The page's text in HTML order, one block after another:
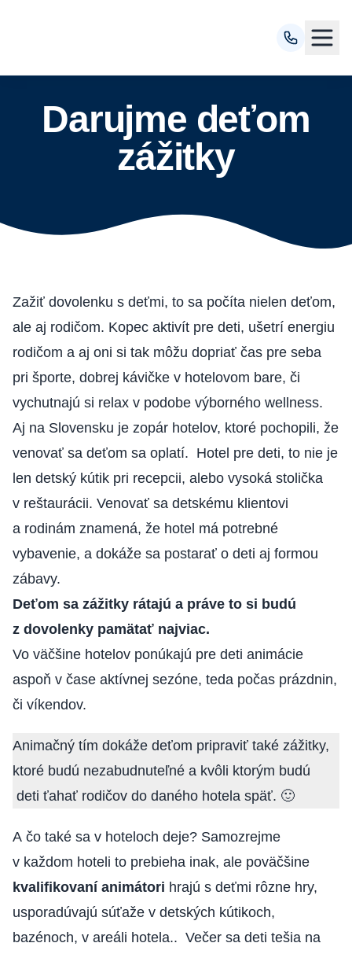
Darujme deťom
zážitky
Zažiť dovolenku s deťmi, to sa počíta nielen deťom,
ale aj rodičom. Kopec aktivít pre deti, ušetrí energiu
rodičom a aj oni si tak môžu dopriať čas pre seba
pri športe, dobrej kávičke v hotelovom bare, či
vychutnajú si relax v podobe výborného wellness.
Aj na Slovensku je zopár hotelov, ktoré pochopili, že
venovať sa deťom sa oplatí. Hotel pre deti, to nie je
len detský kútik pri recepcii, alebo vysoká stolička
v reštaurácii. Venovať sa detskému klientovi
a rodinám znamená, že hotel má potrebné
vybavenie, a dokáže sa postarať o deti aj formou
zábavy.
Deťom sa zážitky rátajú a práve to si budú
z dovolenky pamätať najviac.
Vo väčšine hotelov ponúkajú pre deti animácie
aspoň v čase aktívnej sezóne, teda počas prázdnin,
či víkendov.
Animačný tím dokáže deťom pripraviť také zážitky,
ktoré budú nezabudnuteľné a kvôli ktorým budú
deti ťahať rodičov do daného hotela späť. 🙂
A čo také sa v hoteloch deje? Samozrejme
v každom hoteli to prebieha inak, ale poväčšine
kvalifikovaní animátori hrajú s deťmi rôzne hry,
usporadúvajú súťaže v detských kútikoch,
bazénoch, v areáli hotela.. Večer sa deti tešia na